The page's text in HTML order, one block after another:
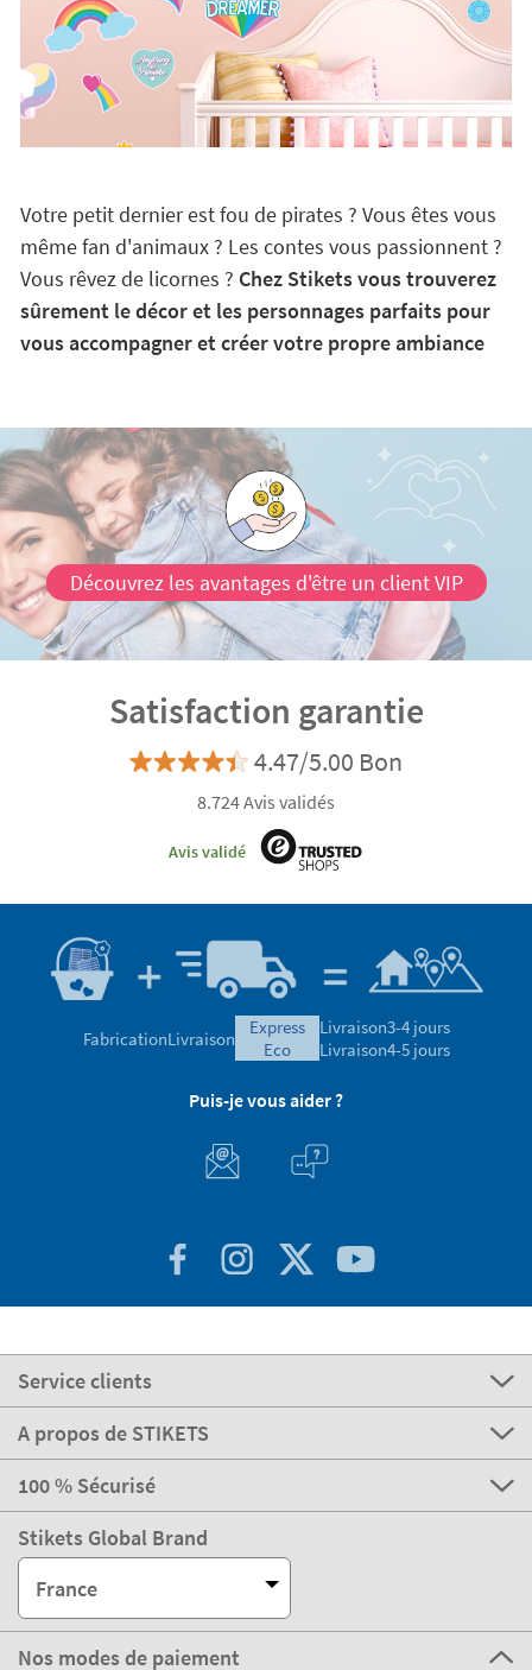
Votre petit dernier est fou de pirates ? Vous êtes vous
même fan d'animaux ? Les contes vous passionnent ?
Vous rêvez de licornes ? Chez Stikets vous trouverez
sûrement le décor et les personnages parfaits pour
vous accompagner et créer votre propre ambiance
Découvrez les avantages d'être un client VIP
Satisfaction garantie
4.47/5.00 Bon
8.724 Avis validés
Avis validé
FabricationLivraison
express
eco
Livraison3-4 jours
Livraison4-5 jours
Puis-je vous aider ?
Service clients
A propos de STIKETS
100 % Sécurisé
Stikets Global Brand
France
Nos modes de paiement